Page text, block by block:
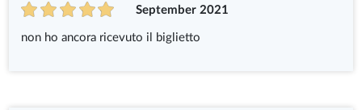
September 2021
non ho ancora ricevuto il biglietto